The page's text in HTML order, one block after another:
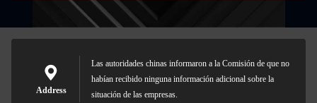
Address
Las autoridades chinas informaron a la Comisión de que no
habían recibido ninguna información adicional sobre la
situación de las empresas.